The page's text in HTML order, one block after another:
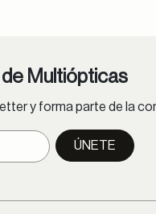
Multiópticas
y forma parte de la
ÚNETE